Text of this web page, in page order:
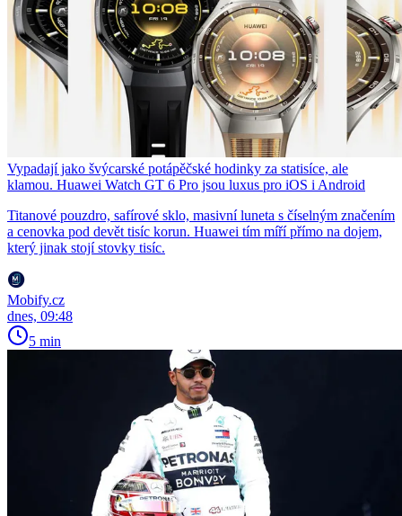
Vypadají jako švýcarské potápěčské hodinky za statisíce, ale
klamou. Huawei Watch GT 6 Pro jsou luxus pro iOS i Android
Titanové pouzdro, safírové sklo, masivní luneta s číselným značením
a cenovka pod devět tisíc korun. Huawei tím míří přímo na dojem,
který jinak stojí stovky tisíc.
Mobify.cz
dnes, 09:48
5 min